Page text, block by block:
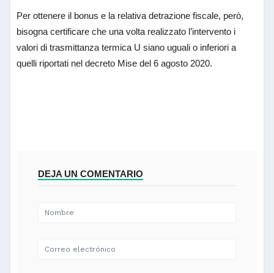
Per ottenere il bonus e la relativa detrazione fiscale, però,
bisogna certificare che una volta realizzato l’intervento i
valori di trasmittanza termica U siano uguali o inferiori a
quelli riportati nel decreto Mise del 6 agosto 2020.
DEJA UN COMENTARIO